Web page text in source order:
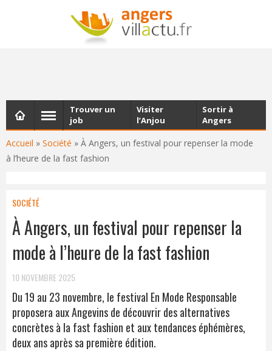
NEWSLETTER
Les dernières actualités d'Angers, chaque vendredi dans
Accueil » Société » À Angers, un festival pour repenser la mode
à l’heure de la fast fashion
Trouver un
job
Visiter
l’Anjou
Sortir à
Angers
SOCIÉTÉ
À Angers, un festival pour repenser la
mode à l’heure de la fast fashion
10 NOVEMBRE 2025
Du 19 au 23 novembre, le festival En Mode Responsable
proposera aux Angevins de découvrir des alternatives
concrètes à la fast fashion et aux tendances éphémères,
deux ans après sa première édition.